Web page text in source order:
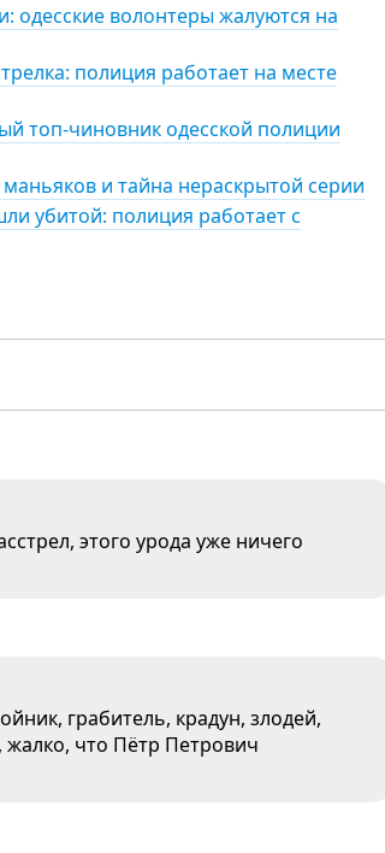
одесские волонтеры жалуются на
полиция работает на месте
топ-чиновник одесской полиции
и тайна нераскрытой серии
убитой: полиция работает с
этого урода уже ничего
грабитель, крадун, злодей,
жалко, что Пётр Петрович